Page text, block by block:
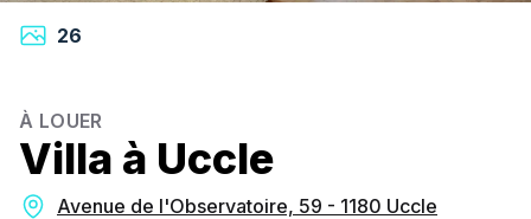
26
À LOUER
Villa à Uccle
Avenue de l'Observatoire, 59 - 1180 Uccle